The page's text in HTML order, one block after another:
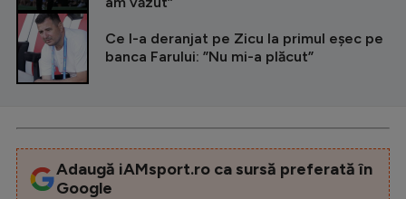
Ce l-a deranjat pe Zicu la primul eșec pe
banca Farului: ”Nu mi-a plăcut”
Adaugă iAMsport.ro ca sursă preferată în
Google